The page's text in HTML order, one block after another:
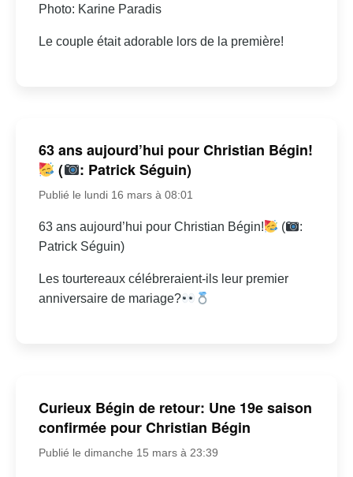
Photo: Karine Paradis
Le couple était adorable lors de la première!
63 ans aujourd’hui pour Christian Bégin!
(
: Patrick Séguin)
Publié le lundi 16 mars à 08:01
63 ans aujourd’hui pour Christian Bégin! (
:
Patrick Séguin)
Les tourtereaux célébreraient-ils leur premier
anniversaire de mariage?
Curieux Bégin de retour: Une 19e saison
confirmée pour Christian Bégin
Publié le dimanche 15 mars à 23:39